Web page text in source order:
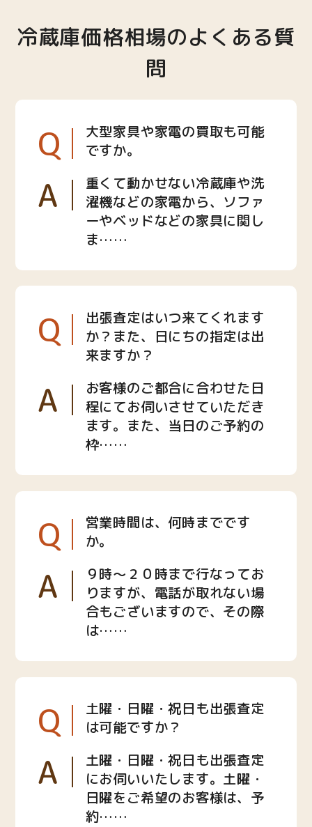
冷蔵庫価格相場のよくある質
問
Q
大型家具や家電の買取も可能
ですか。
A
重くて動かせない冷蔵庫や洗
濯機などの家電から、ソファ
ーやベッドなどの家具に関し
ま……
Q
出張査定はいつ来てくれます
か？また、日にちの指定は出
来ますか？
A
お客様のご都合に合わせた日
程にてお伺いさせていただき
ます。また、当日のご予約の
枠……
Q
営業時間は、何時までです
か。
A
９時〜２０時まで行なってお
りますが、電話が取れない場
合もございますので、その際
は……
Q
土曜・日曜・祝日も出張査定
は可能ですか？
A
土曜・日曜・祝日も出張査定
にお伺いいたします。土曜・
日曜をご希望のお客様は、予
約……